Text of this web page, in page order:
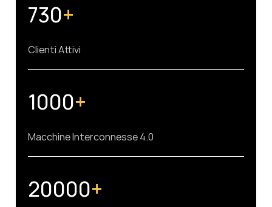
730+
Clienti Attivi
1000+
Macchine Interconnesse 4.0
20000+